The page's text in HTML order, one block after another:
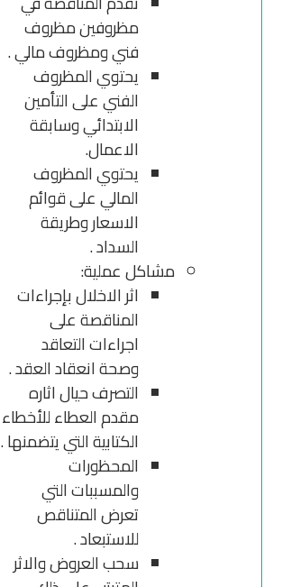
مظروفين مظروف
فني ومظروف مالي .
يحتوي المظروف
الفني على التأمين
الابتدائي وسابقة
الاعمال.
يحتوي المظروف
المالي على قوائم
الاسعار وطريقة
السداد .
مشاكل عملية:
اثر الاخلال بإجراءات
المناقصة على
اجراءات التعاقد
وصحة انعقاد العقد .
التصرف حيال اثاره
مقدم العطاء للأخطاء
الكتابية التي يتضمنها .
المحظورات
والمسببات التي
تعرض المتناقص
للاستبعاد .
سحب العروض والاثر